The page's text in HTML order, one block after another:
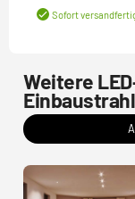
Sofort
Weitere